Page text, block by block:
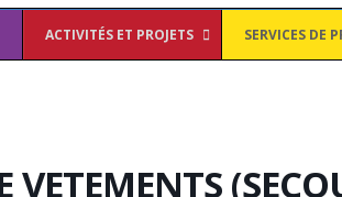
ACTIVITÉS ET PROJETS SERVICES DE
VETEMENTS